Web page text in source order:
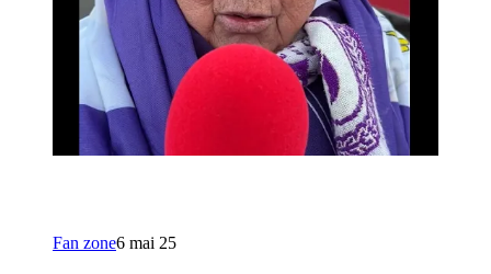
Fan zone6 mai 25